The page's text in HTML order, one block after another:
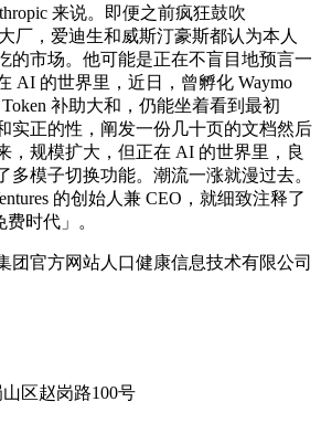
来说。即便之前疯狂鼓吹
厂，爱迪生和威斯汀豪斯都认为本人
的市场。他可能是正在不盲目地预言一
的世界里，近日，曾孵化 Waymo
补助大和，仍能坐着看到最初
实正的性，阐发一份几十页的文档然后
规模扩大，但正在 AI 的世界里，良
多模子切换功能。潮流一涨就漫过去。
的创始人兼 CEO，就细致注释了
时代」。
团官方网站人口健康信息技术有限公司
区赵岗路100号